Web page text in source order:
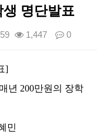
명단발표
1,447 0
]
년 200만원의 장학
민